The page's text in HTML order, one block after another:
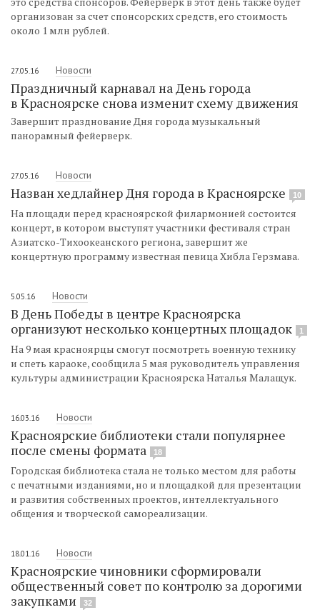
организован за счет спонсорских средств, его стоимость
около 1 млн рублей.
27.05.16 Новости
Праздничный карнавал на День города
в Красноярске снова изменит схему движения
Завершит празднование Дня города музыкальный
панорамный фейерверк.
27.05.16 Новости
Назван хедлайнер Дня города в Красноярске 10
На площади перед красноярской филармонией состоится
концерт, в котором выступят участники фестиваля стран
Азиатско-Тихоокеанского региона, завершит же
концертную программу известная певица Хибла Герзмава.
5.05.16 Новости
В День Победы в центре Красноярска
организуют несколько концертных площадок
1
На 9 мая красноярцы смогут посмотреть военную технику
и спеть караоке, сообщила 5 мая руководитель управления
культуры администрации Красноярска Наталья Малащук.
16.03.16 Новости
Красноярские библиотеки стали популярнее
после смены формата
18
Городская библиотека стала не только местом для работы
с печатными изданиями, но и площадкой для презентации
и развития собственных проектов, интеллектуального
общения и творческой самореализации.
18.01.16 Новости
Красноярские чиновники сформировали
общественный совет по контролю за дорогими
закупками
32